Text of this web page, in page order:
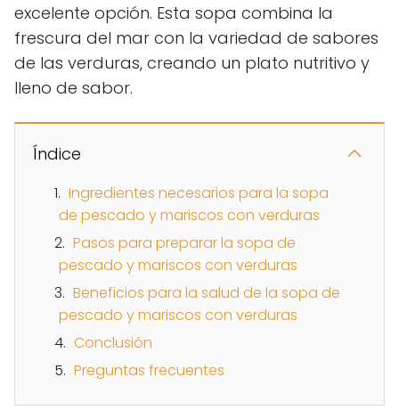
excelente opción. Esta sopa combina la
frescura del mar con la variedad de sabores
de las verduras, creando un plato nutritivo y
lleno de sabor.
Índice
Ingredientes necesarios para la sopa
de pescado y mariscos con verduras
Pasos para preparar la sopa de
pescado y mariscos con verduras
Beneficios para la salud de la sopa de
pescado y mariscos con verduras
Conclusión
Preguntas frecuentes